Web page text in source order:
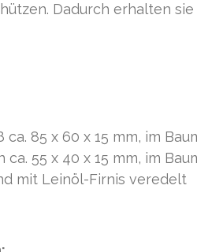
Dadurch erhalten
85 x 60 x 15 mm, im
55 x 40 x 15 mm, im
mit Leinöl-Firnis veredelt